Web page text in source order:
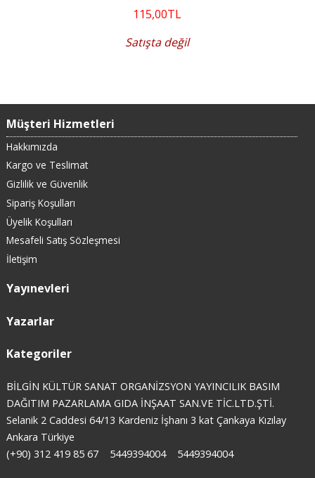
115,00TL
Satışta değil
Müşteri Hizmetleri
Hakkımızda
Kargo ve Teslimat
Gizlilik ve Güvenlik
Sipariş Koşulları
Üyelik Koşulları
Mesafeli Satış Sözleşmesi
İletişim
Yayınevleri
Yazarlar
Kategoriler
BİLGİN KÜLTÜR SANAT ORGANİZSYON YAYINCILIK BASIM
DAĞITIM PAZARLAMA GIDA İNŞAAT SAN.VE TİC.LTD.ŞTİ.
Selanik 2 Caddesi 64/13 Kardeniz İşhanı 3 kat Çankaya Kızılay
Ankara Türkiye
(+90) 312 419 85 67
5449394004 5449394004